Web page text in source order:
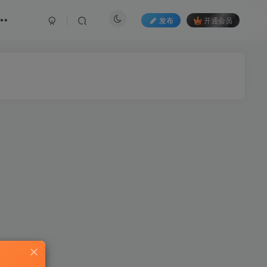
发布 开通会员